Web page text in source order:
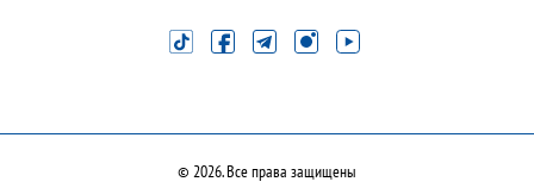
© 2026. Все права защищены